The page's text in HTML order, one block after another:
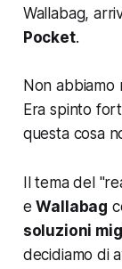
Wallabag,
Pocket.
Non
Era spinto
questa cosa
Il tema del
eWallabag
soluzioni
decidiamo di